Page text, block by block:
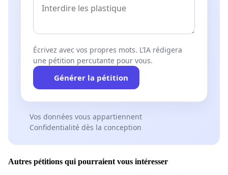
Écrivez avec vos propres mots. L’IA rédigera
une pétition percutante pour vous.
Générer la pétition
Vos données vous appartiennent
Confidentialité dès la conception
Autres pétitions qui pourraient vous intéresser